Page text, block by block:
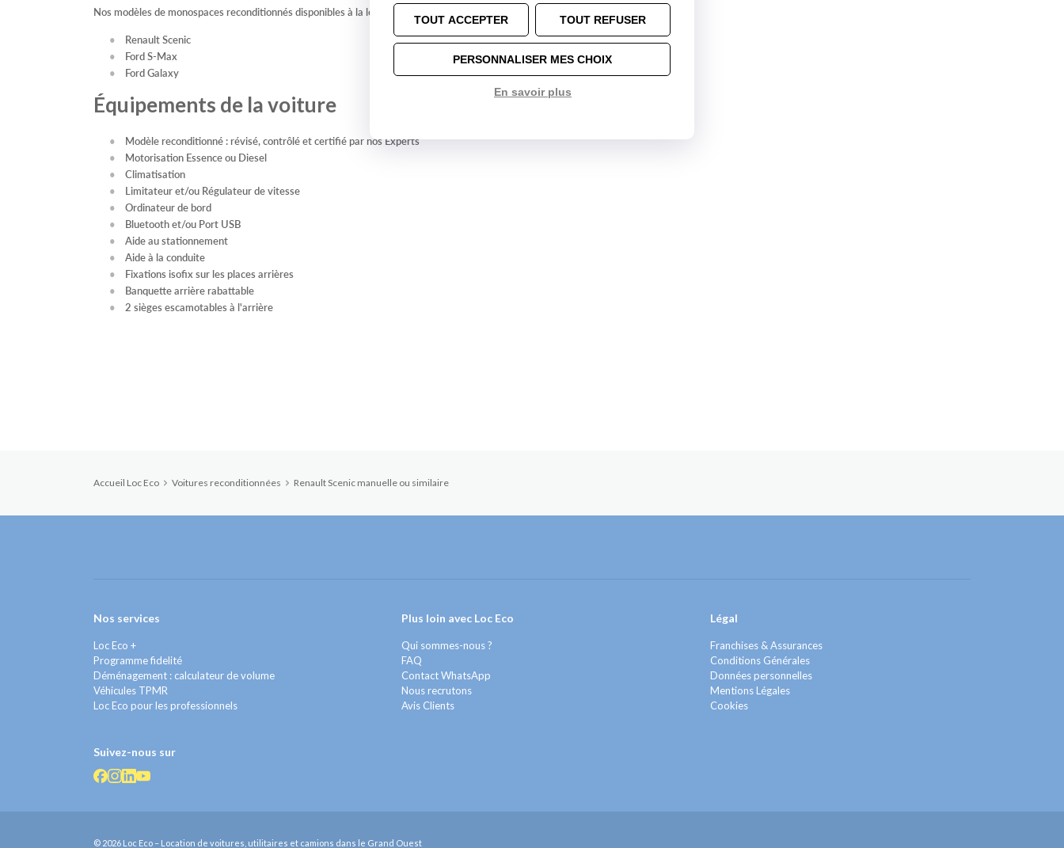
Nos modèles de monospaces reconditionnés disponibles à la location :
Renault Scenic
Ford S-Max
Ford Galaxy
Équipements de la voiture
Modèle reconditionné : révisé, contrôlé et certifié par nos Experts
Motorisation Essence ou Diesel
Climatisation
Limitateur et/ou Régulateur de vitesse
Ordinateur de bord
Bluetooth et/ou Port USB
Aide au stationnement
Aide à la conduite
Fixations isofix sur les places arrières
Banquette arrière rabattable
2 sièges escamotables à l'arrière
Accueil Loc Eco Voitures reconditionnées Renault Scenic manuelle ou similaire
Nos services
Loc Eco +
Programme fidelité
Déménagement : calculateur de volume
Véhicules TPMR
Loc Eco pour les professionnels
Plus loin avec Loc Eco
Qui sommes-nous ?
FAQ
Contact WhatsApp
Nous recrutons
Avis Clients
Légal
Franchises & Assurances
Conditions Générales
Données personnelles
Mentions Légales
Cookies
Suivez-nous sur
© 2026 Loc Eco – Location de voitures, utilitaires et camions dans le Grand Ouest
TOUT ACCEPTER TOUT REFUSER
PERSONNALISER MES CHOIX
En savoir plus